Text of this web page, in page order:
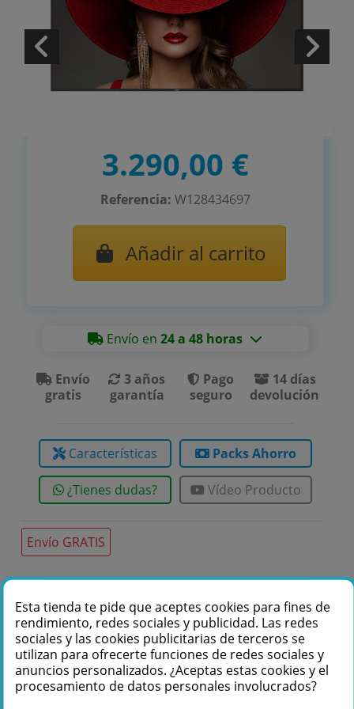
Envío GRATIS
Te podemos ayudar
+34 976 36 61 60
3.290,00 €
Referencia: W128434697
Añadir al carrito
Envío en24 a 48 horas
Envío
gratis
3 años
garantía
Pago
seguro
14 días
devolución
Características Packs Ahorro
¿Tienes dudas? Vídeo Producto
Esta tienda te pide que aceptes cookies para fines de
rendimiento, redes sociales y publicidad. Las redes
sociales y las cookies publicitarias de terceros se
utilizan para ofrecerte funciones de redes sociales y
anuncios personalizados. ¿Aceptas estas cookies y el
procesamiento de datos personales involucrados?